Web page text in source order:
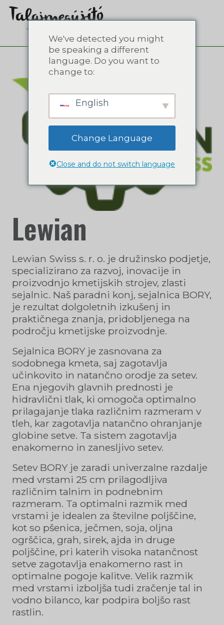
Lewian
Lewian Swiss s. r. o. je družinsko podjetje,
specializirano za razvoj, inovacije in
proizvodnjo kmetijskih strojev, zlasti
sejalnic. Naš paradni konj, sejalnica BORY,
je rezultat dolgoletnih izkušenj in
praktičnega znanja, pridobljenega na
področju kmetijske proizvodnje.
Sejalnica BORY je zasnovana za
sodobnega kmeta, saj zagotavlja
učinkovito in natančno orodje za setev.
Ena njegovih glavnih prednosti je
hidravlični tlak, ki omogoča optimalno
prilagajanje tlaka različnim razmeram v
tleh, kar zagotavlja natančno ohranjanje
globine setve. Ta sistem zagotavlja
enakomerno in zanesljivo setev.
Setev BORY je zaradi univerzalne razdalje
med vrstami 25 cm prilagodljiva
različnim talnim in podnebnim
razmeram. Ta optimalni razmik med
vrstami je idealen za številne poljščine,
kot so pšenica, ječmen, soja, oljna
ogrščica, grah, sirek, ajda in druge
poljščine, pri katerih visoka natančnost
setve zagotavlja enakomerno rast in
optimalne pogoje kalitve. Velik razmik
med vrstami izboljša tudi zračenje tal in
vodno bilanco, kar podpira boljšo rast
rastlin.
We've detected you might
be speaking a different
language. Do you want to
change to:
English
Change Language
Close and do not switch language